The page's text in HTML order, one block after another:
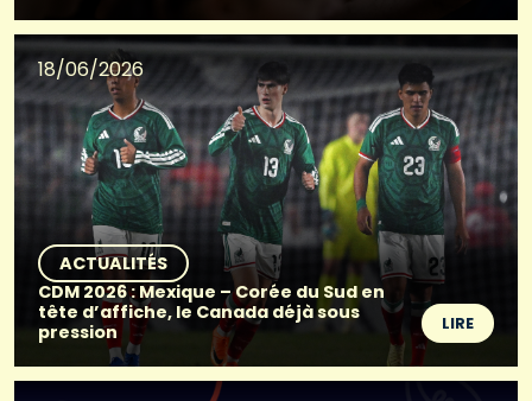
18/06/2026
ACTUALITÉS
CDM 2026 : Mexique – Corée du Sud en
tête d’affiche, le Canada déjà sous
pression
LIRE